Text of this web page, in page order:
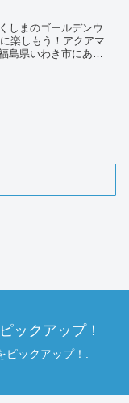
しまのゴールデンウ
楽しもう！アクアマ
島県いわき市にある
ックアップ！
ックアップ！.